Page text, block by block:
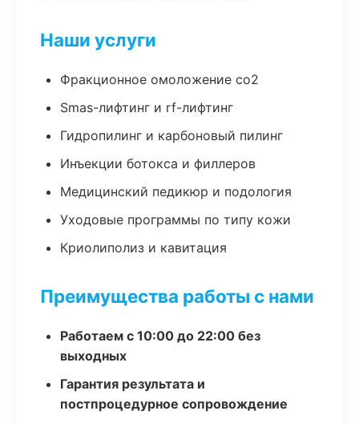
Наши услуги
Фракционное омоложение co2
Smas-лифтинг и rf-лифтинг
Гидропилинг и карбоновый пилинг
Инъекции ботокса и филлеров
Медицинский педикюр и подология
Уходовые программы по типу кожи
Криолиполиз и кавитация
Преимущества работы с нами
Работаем с 10:00 до 22:00 без
выходных
Гарантия результата и
постпроцедурное сопровождение